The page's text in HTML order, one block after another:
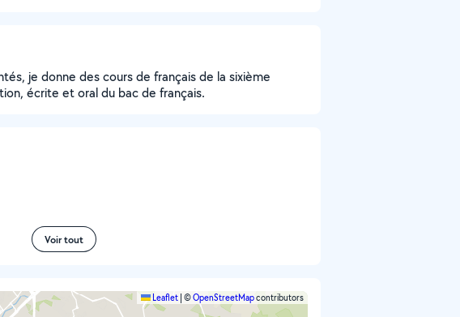
je donne des cours de français de la sixième
écrite et oral du bac de français.
Voir tout
Leaflet ©OpenStreetMapcontributors